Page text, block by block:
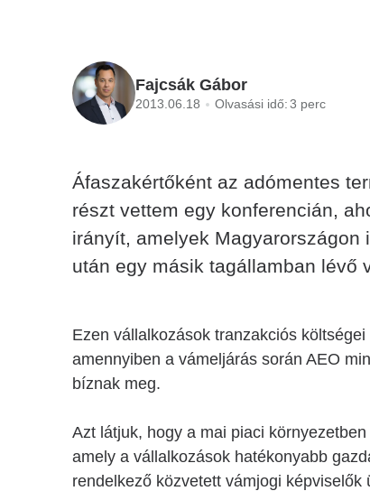
Fajcsák Gábor
2013.06.18 Olvasási idő:3 perc
Áfaszakértőként az adómentes
részt vettem egy konferencián,
irányít, amelyek
után egy másik tagállamban lévő
Ezen vállalkozások tranzakciós
amennyiben a vámeljárás során AEO
bíznak meg.
Azt látjuk, hogy a mai piaci
amely a vállalkozások hatékonyabb
rendelkező közvetett vámjogi